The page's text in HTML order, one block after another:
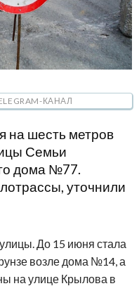
КАНАЛ
на шесть метров
Семьи
дома №77.
уточнили
До 15 июня стала
возле дома №14, а
на улице Крылова в